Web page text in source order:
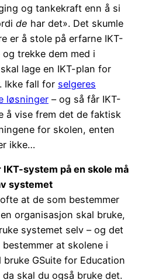
og tankekraft enn å si
de har det». Det skumle
er å stole på erfarne IKT-
trekke dem med i
lage en IKT-plan for
Ikke fall for selgeres
løsninger – og så får IKT-
å vise frem det de faktisk
for skolen, enten
ikke…
system på en skole må
systemet
at de som bestemmer
organisasjon skal bruke,
systemet selv – og det
at skolene i
GSuite for Education
skal du også bruke det.